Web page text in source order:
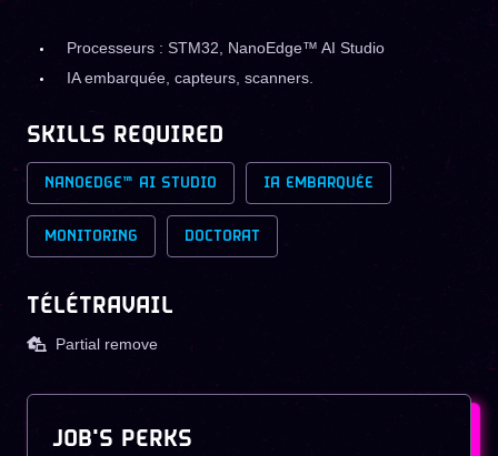
Processeurs : STM32, NanoEdge™ AI Studio
IA embarquée, capteurs, scanners.
SKILLS REQUIRED
NANOEDGE™ AI STUDIO IA EMBARQUÉE
MONITORING DOCTORAT
TÉLÉTRAVAIL
Partial remove
JOB'S PERKS